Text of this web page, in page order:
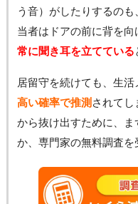
う音）がしたりするの
当者はドアの前に背を向
常に聞き耳を立てている
居留守を続けても、生
高い確率で推測 されて
から抜け出すために、
か、専門家の無料調査を